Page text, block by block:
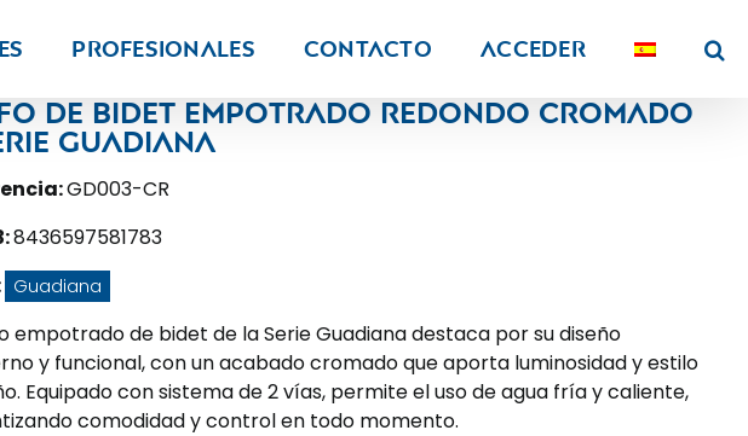
PROFESIONALES Contacto Acceder
de bidet empotrado redondo cromado
Guadiana
GD003-CR
8436597581783
Guadiana
empotrado de bidet de la Serie Guadiana destaca por su diseño
y funcional, con un acabado cromado que aporta luminosidad y estilo
Equipado con sistema de 2 vías, permite el uso de agua fría y caliente,
comodidad y control en todo momento.